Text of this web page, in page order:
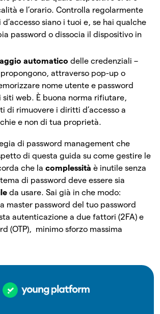
e l’orario. Controlla regolarmente
siano i tuoi e, se hai qualche
password o dissocia il dispositivo in
automatico delle credenziali –
propongono, attraverso pop-up o
nome utente e password
siti web. È buona norma rifiutare,
di rimuovere i diritti d’accesso a
e non di tua proprietà.
di password management che
di questa guida su come gestire le
che la complessità è inutile senza
di password deve essere sia
da usare. Sai già in che modo:
master password del tuo password
autenticazione a due fattori (2FA) e
(OTP), minimo sforzo massima